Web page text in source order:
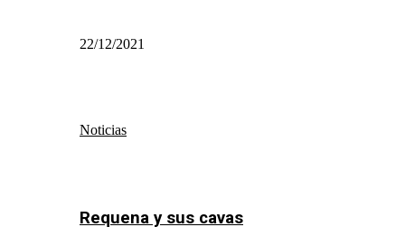
22/12/2021
Noticias
Requena y sus cavas